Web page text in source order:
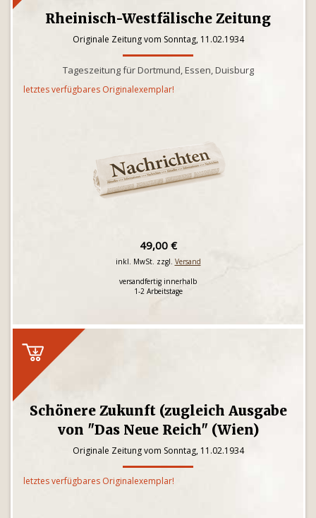
Rheinisch-Westfälische Zeitung
Originale Zeitung vom Sonntag, 11.02.1934
Tageszeitung für Dortmund, Essen, Duisburg
letztes verfügbares Originalexemplar!
49,00 €
inkl. MwSt. zzgl. Versand
versandfertig innerhalb
1-2 Arbeitstage
Schönere Zukunft (zugleich Ausgabe
von "Das Neue Reich" (Wien)
Originale Zeitung vom Sonntag, 11.02.1934
letztes verfügbares Originalexemplar!